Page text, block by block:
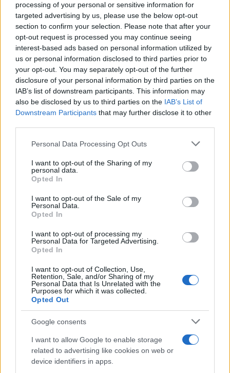
processing of your personal or sensitive information for
targeted advertising by us, please use the below opt-out
section to confirm your selection. Please note that after your
opt-out request is processed you may continue seeing
interest-based ads based on personal information utilized by
us or personal information disclosed to third parties prior to
your opt-out. You may separately opt-out of the further
disclosure of your personal information by third parties on the
IAB’s list of downstream participants. This information may
also be disclosed by us to third parties on the IAB’s List of
Downstream Participants that may further disclose it to other
Please note that this website/app uses one or more Google
not limited to your visit or usage behaviour. You may click to
grant or deny consent to Google and its third-party tags to
use your data for below specified purposes in below Google
consent section.
Personal Data Processing Opt Outs
I want to opt-out of the Sharing of my
personal data.
Opted In
I want to opt-out of the Sale of my
Personal Data.
Opted In
I want to opt-out of processing my
Personal Data for Targeted Advertising.
Opted In
I want to opt-out of Collection, Use,
Retention, Sale, and/or Sharing of my
Personal Data that Is Unrelated with the
Purposes for which it was collected.
Opted Out
Google consents
I want to allow Google to enable storage
related to advertising like cookies on web or
device identifiers in apps.
Continua a leggere
BELLEZZA